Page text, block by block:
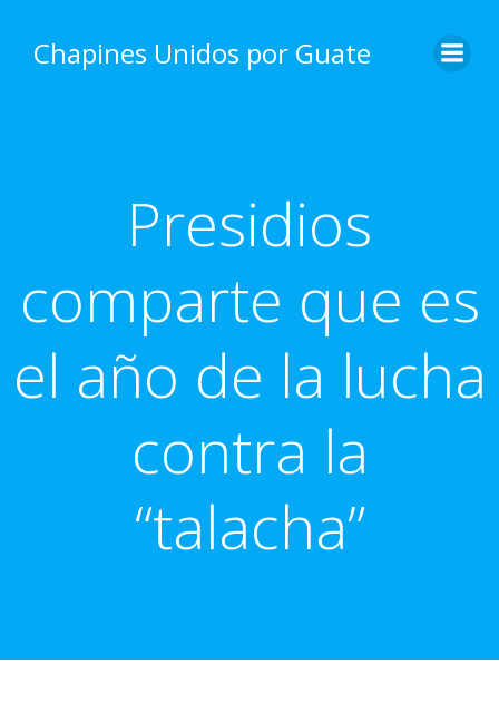
content
Chapines Unidos por Guate
Presidios
comparte que es
el año de la lucha
contra la
“talacha”